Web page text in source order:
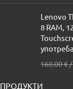
Lenovo
8 RAM,
употреба
160.00€/
ПРОДУКТИ